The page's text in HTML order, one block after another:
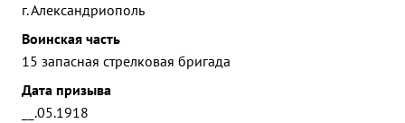
г. Александриополь
Воинская часть
15 запасная стрелковая бригада
Дата призыва
__.05.1918